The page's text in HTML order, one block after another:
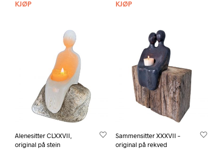
KJØP
KJØP
Alenesitter CLXXVII,
original på stein
Sammensitter XXXVII –
original på rekved